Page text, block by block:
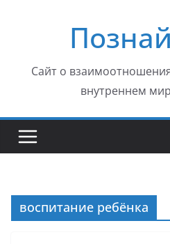
содержимому
Сайт о
внутреннем
воспитание ребёнка